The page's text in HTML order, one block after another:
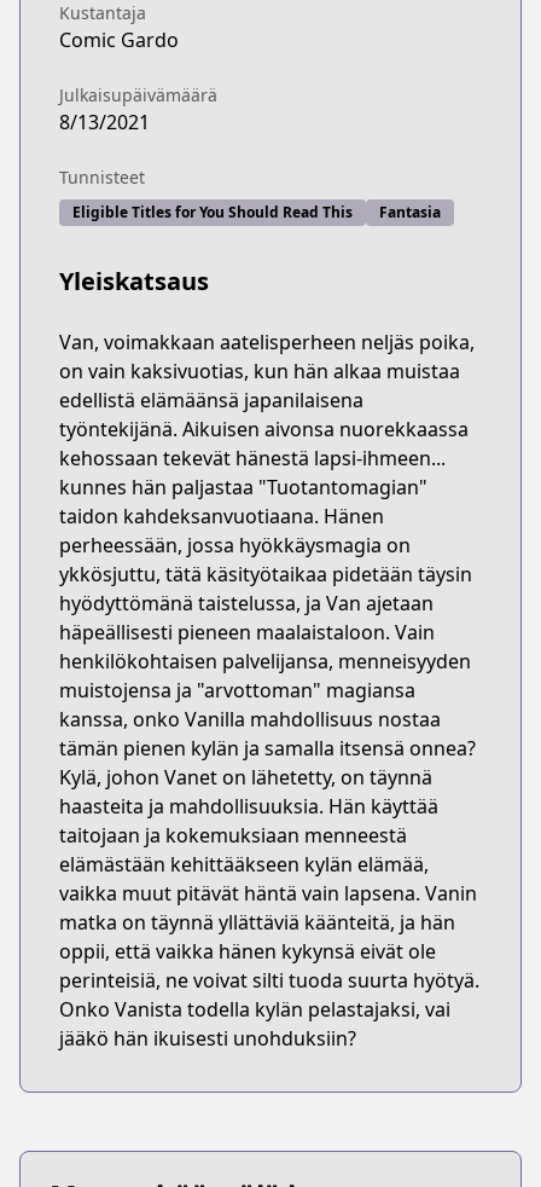
Kustantaja
Comic Gardo
Julkaisupäivämäärä
8/13/2021
Tunnisteet
Eligible Titles for You Should Read This Fantasia
Yleiskatsaus
Van, voimakkaan aatelisperheen neljäs poika,
on vain kaksivuotias, kun hän alkaa muistaa
edellistä elämäänsä japanilaisena
työntekijänä. Aikuisen aivonsa nuorekkaassa
kehossaan tekevät hänestä lapsi-ihmeen...
kunnes hän paljastaa "Tuotantomagian"
taidon kahdeksanvuotiaana. Hänen
perheessään, jossa hyökkäysmagia on
ykkösjuttu, tätä käsityötaikaa pidetään täysin
hyödyttömänä taistelussa, ja Van ajetaan
häpeällisesti pieneen maalaistaloon. Vain
henkilökohtaisen palvelijansa, menneisyyden
muistojensa ja "arvottoman" magiansa
kanssa, onko Vanilla mahdollisuus nostaa
tämän pienen kylän ja samalla itsensä onnea?
Kylä, johon Vanet on lähetetty, on täynnä
haasteita ja mahdollisuuksia. Hän käyttää
taitojaan ja kokemuksiaan menneestä
elämästään kehittääkseen kylän elämää,
vaikka muut pitävät häntä vain lapsena. Vanin
matka on täynnä yllättäviä käänteitä, ja hän
oppii, että vaikka hänen kykynsä eivät ole
perinteisiä, ne voivat silti tuoda suurta hyötyä.
Onko Vanista todella kylän pelastajaksi, vai
jääkö hän ikuisesti unohduksiin?